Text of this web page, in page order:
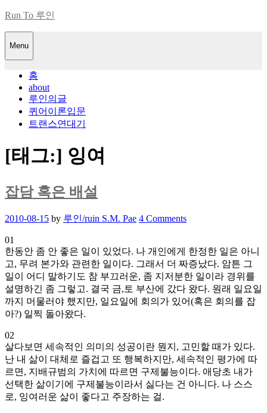
Skip
content
Run To 루인
Menu
홈
about
루인의글
퀴어이론입문
트랜스연대기
[태그:] 잉여
잡담 혹은 배설
Posted
2010-08-15 by 루인/ruin S.M. Pae 4 Comments
01
한동안 좀 안 좋은 일이 있었다. 나 개인에게 한정한 일은 아니
고, 무려 본가와 관련한 일이다. 그래서 더 짜증났다. 암튼 그
일이 어디 말하기도 참 부끄러운, 좀 지저분한 일이라 경위를
설명하긴 좀 그렇고. 결국 금,토 부산에 갔다 왔다. 원래 일요일
까지 머물러야 했지만, 일요일에 회의가 있어(혹은 회의를 잡
아?) 일찍 돌아왔다.
02
살다보면 세속적인 의미의 성공이란 뭔지, 고민할 때가 있다.
난 내 삶이 대체로 즐겁고 또 행복하지만, 세속적인 평가에 따
르면, 지배규범의 가치에 따르면 구제불능이다. 애당초 내가
선택한 삶이기에 구제불능이라서 싫다는 건 아니다. 나 스스
로, 잉여러운 삶이 좋다고 주장하는 걸.